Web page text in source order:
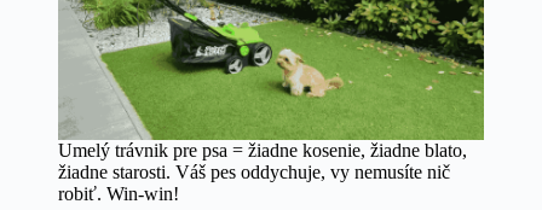
Umelý trávnik pre psa = žiadne kosenie, žiadne blato,
žiadne starosti. Váš pes oddychuje, vy nemusíte nič
robiť. Win-win!